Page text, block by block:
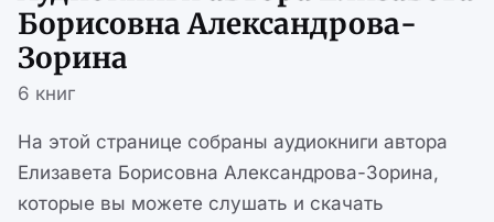
Борисовна Александрова-
Зорина
6 книг
На этой странице собраны аудиокниги автора
Елизавета Борисовна Александрова-Зорина,
которые вы можете слушать и скачать